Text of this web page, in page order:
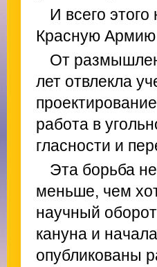
И всего
Красную Армию
От
лет отвлекла
работа в
гласности и
Эта борьба
меньше, чем
научный
кануна и
опубликованы